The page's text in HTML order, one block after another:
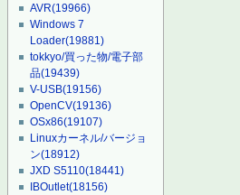
AVR(19966)
Windows 7
Loader(19881)
tokkyo/買った物/電子部
品(19439)
V-USB(19156)
OpenCV(19136)
OSx86(19107)
Linuxカーネル/バージョ
ン(18912)
JXD S5110(18441)
IBOutlet(18156)